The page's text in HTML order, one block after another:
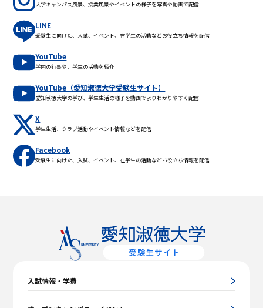
大学キャンパス風景、授業風景やイベントの様子を写真や動画で配信
LINE
受験生に向けた、入試、イベント、在学生の活動などお役立ち情報を配信
YouTube
学内の行事や、学生の活動を紹介
YouTube（愛知淑徳大学受験生サイト）
愛知淑徳大学の学び、学生生活の様子を動画でよりわかりやすく配信
X
学生生活、クラブ活動やイベント情報などを配信
Facebook
受験生に向けた、入試、イベント、在学生の活動などお役立ち情報を配信
入試情報・学費